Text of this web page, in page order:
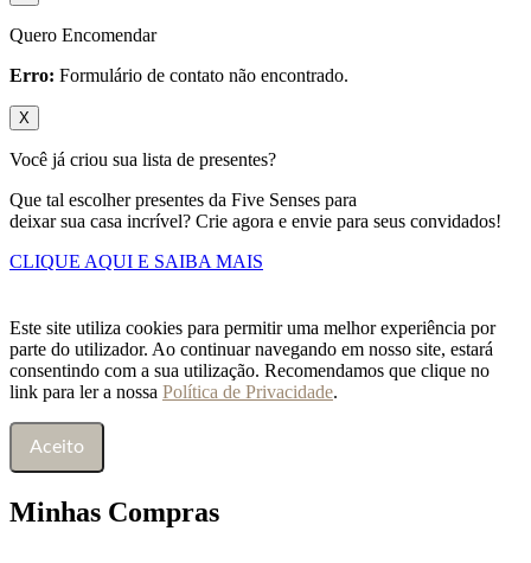
Quero Encomendar
Erro: Formulário de contato não encontrado.
X
Você já criou sua lista de presentes?
Que tal escolher presentes da Five Senses para
deixar sua casa incrível? Crie agora e envie para seus convidados!
CLIQUE AQUI E SAIBA MAIS
Este site utiliza cookies para permitir uma melhor experiência por
parte do utilizador. Ao continuar navegando em nosso site, estará
consentindo com a sua utilização. Recomendamos que clique no
link para ler a nossa Política de Privacidade.
Aceito
Minhas Compras